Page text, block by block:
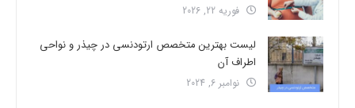
فوریه 22, 2026
لیست بهترین متخصص ارتودنسی در چیذر و نواحی
اطراف آن
نوامبر 6, 2024